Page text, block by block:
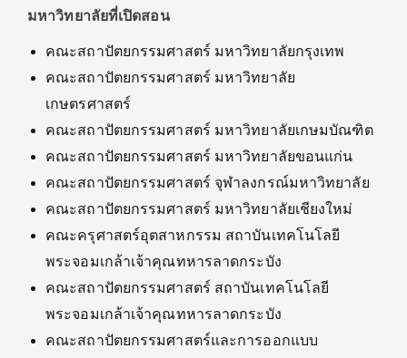
มหาวิทยาลัยที่เปิดสอน
คณะสถาปัตยกรรมศาสตร์ มหาวิทยาลัยกรุงเทพ
คณะสถาปัตยกรรมศาสตร์ มหาวิทยาลัย
เกษตรศาสตร์
คณะสถาปัตยกรรมศาสตร์ มหาวิทยาลัยเกษมบัณฑิต
คณะสถาปัตยกรรมศาสตร์ มหาวิทยาลัยขอนแก่น
คณะสถาปัตยกรรมศาสตร์ จุฬาลงกรณ์มหาวิทยาลัย
คณะสถาปัตยกรรมศาสตร์ มหาวิทยาลัยเชียงใหม่
คณะครุศาสตร์อุตสาหกรรม สถาบันเทคโนโลยี
พระจอมเกล้าเจ้าคุณทหารลาดกระบัง
คณะสถาปัตยกรรมศาสตร์ สถาบันเทคโนโลยี
พระจอมเกล้าเจ้าคุณทหารลาดกระบัง
คณะสถาปัตยกรรมศาสตร์และการออกแบบ